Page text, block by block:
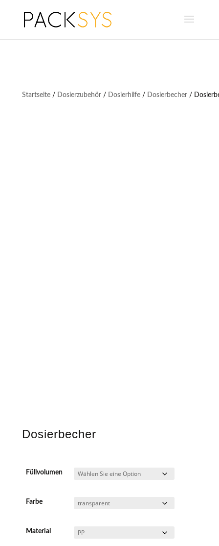
Startseite/ Dosierzubehör/ Dosierhilfe/ Dosierbecher/
Dosierbecher
Füllvolumen
Farbe
Material